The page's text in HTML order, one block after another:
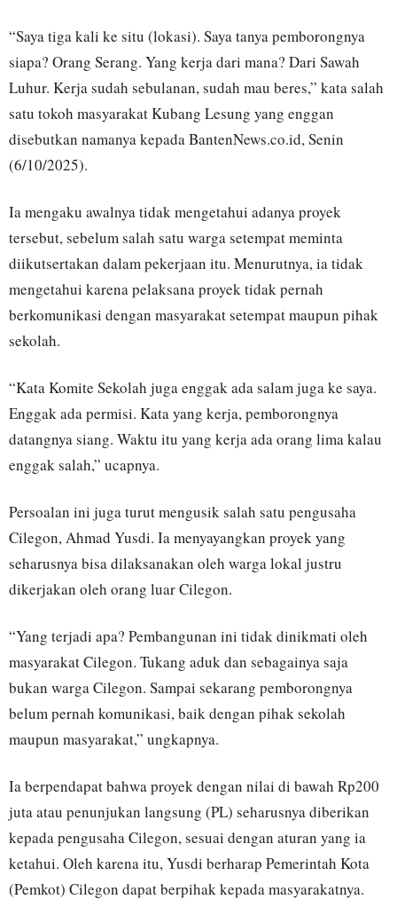
“Saya tiga kali ke situ (lokasi). Saya tanya pemborongnya
siapa? Orang Serang. Yang kerja dari mana? Dari Sawah
Luhur. Kerja sudah sebulanan, sudah mau beres,” kata salah
satu tokoh masyarakat Kubang Lesung yang enggan
disebutkan namanya kepada BantenNews.co.id, Senin
(6/10/2025).
Ia mengaku awalnya tidak mengetahui adanya proyek
tersebut, sebelum salah satu warga setempat meminta
diikutsertakan dalam pekerjaan itu. Menurutnya, ia tidak
mengetahui karena pelaksana proyek tidak pernah
berkomunikasi dengan masyarakat setempat maupun pihak
sekolah.
“Kata Komite Sekolah juga enggak ada salam juga ke saya.
Enggak ada permisi. Kata yang kerja, pemborongnya
datangnya siang. Waktu itu yang kerja ada orang lima kalau
enggak salah,” ucapnya.
Persoalan ini juga turut mengusik salah satu pengusaha
Cilegon, Ahmad Yusdi. Ia menyayangkan proyek yang
seharusnya bisa dilaksanakan oleh warga lokal justru
dikerjakan oleh orang luar Cilegon.
“Yang terjadi apa? Pembangunan ini tidak dinikmati oleh
masyarakat Cilegon. Tukang aduk dan sebagainya saja
bukan warga Cilegon. Sampai sekarang pemborongnya
belum pernah komunikasi, baik dengan pihak sekolah
maupun masyarakat,” ungkapnya.
Ia berpendapat bahwa proyek dengan nilai di bawah Rp200
juta atau penunjukan langsung (PL) seharusnya diberikan
kepada pengusaha Cilegon, sesuai dengan aturan yang ia
ketahui. Oleh karena itu, Yusdi berharap Pemerintah Kota
(Pemkot) Cilegon dapat berpihak kepada masyarakatnya.